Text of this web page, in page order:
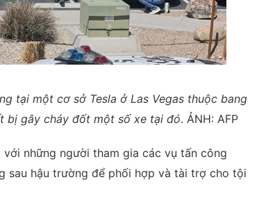
tại một cơ sở Tesla ở Las Vegas thuộc bang
bị gây cháy đốt một số xe tại đó. ẢNH: AFP
những người tham gia các vụ tấn công
sau hậu trường để phối hợp và tài trợ cho tội